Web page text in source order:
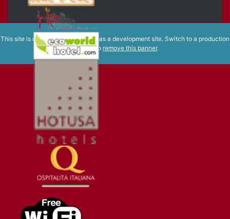
This site is registered onwpml.org as a development site. Switch to a production
site key to remove this banner.